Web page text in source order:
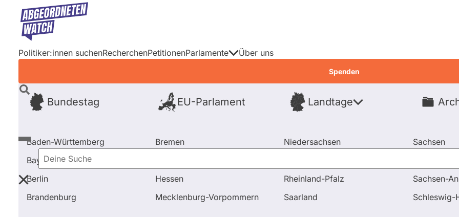
Direkt
Inhalt
Politiker:innen suchenRecherchenPetitionenParlamente
Bundestag EU-Parlament Landtage
Baden-Württemberg
Bayern
Berlin
Brandenburg
Bremen
Hessen
Mecklenburg-Vorpommern
Niedersachsen
Rheinland-Pfalz
Saarland
Sachsen
Sachsen-
Schleswig-
Über uns
Spenden
Deine
Suche
Startseite Frage stellen Sebastian Pank